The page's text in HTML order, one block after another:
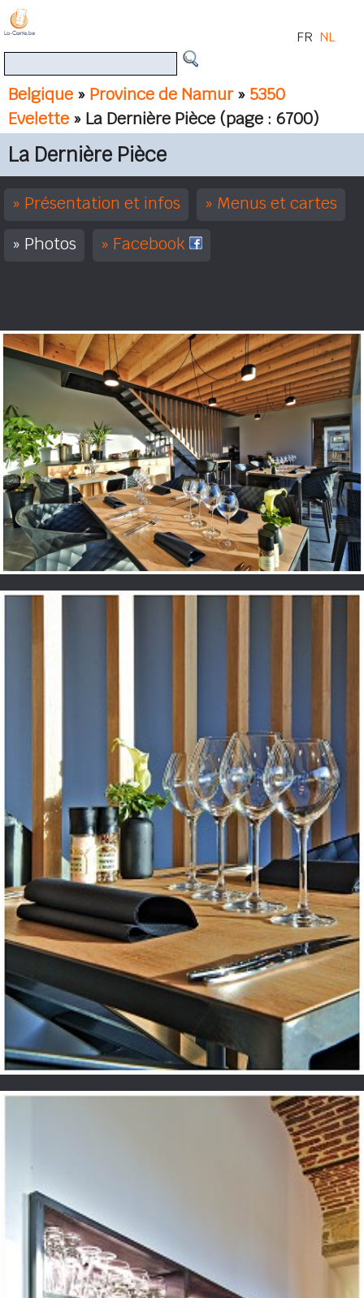
Belgique » Province de Namur» 5350
Evelette » La Dernière Pièce (page : 6700)
FR NL
La Dernière Pièce
Présentation et infos
Menus et cartes
Photos
Facebook